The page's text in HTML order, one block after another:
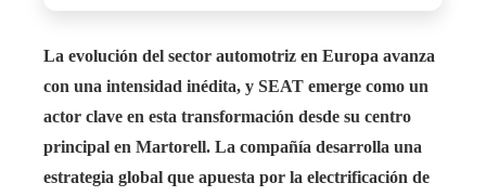
La evolución del sector automotriz en Europa avanza
con una intensidad inédita, y SEAT emerge como un
actor clave en esta transformación desde su centro
principal en Martorell. La compañía desarrolla una
estrategia global que apuesta por la electrificación de